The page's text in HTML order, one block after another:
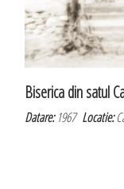
Biserica din satul
Datare:1967Locatie: